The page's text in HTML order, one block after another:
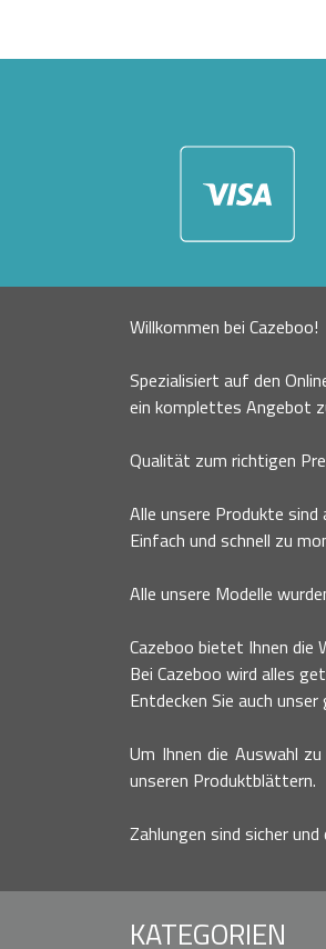
Willkommen bei Cazeboo!
Spezialisiert auf den
ein komplettes Angebot
Qualität zum richtigen
Alle unsere Produkte
Einfach und schnell zu
Alle unsere Modelle
Cazeboo bietet Ihnen die
Bei Cazeboo wird alles
Entdecken Sie auch
Um Ihnen die Auswahl
unseren Produktblättern.
Zahlungen sind sicher
KATEGORIEN